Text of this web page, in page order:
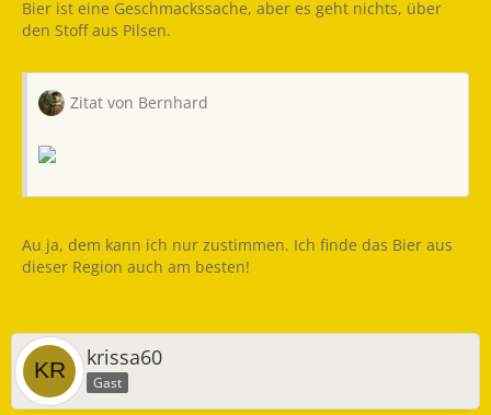
Bier ist eine Geschmackssache, aber es geht nichts, über
den Stoff aus Pilsen.
Zitat von Bernhard
Au ja, dem kann ich nur zustimmen. Ich finde das Bier aus
dieser Region auch am besten!
krissa60
Gast